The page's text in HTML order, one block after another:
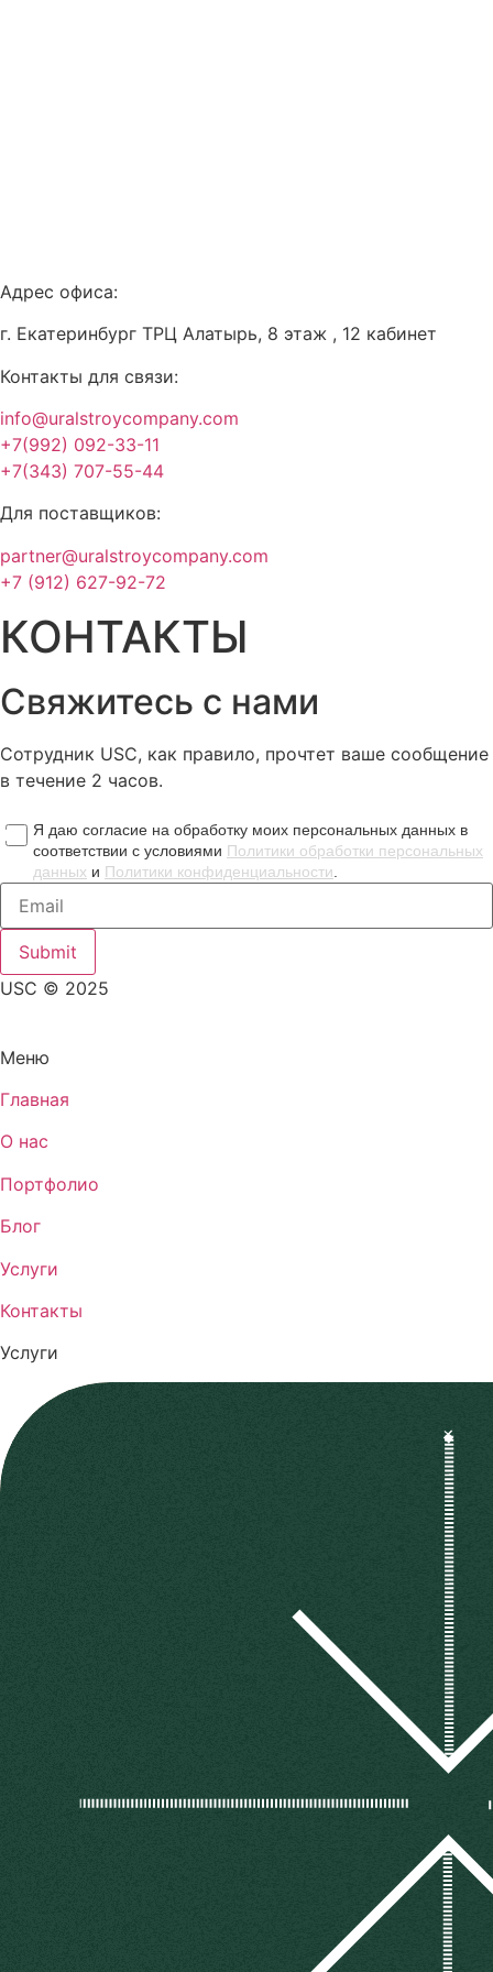
Адрес офиса:
г. Екатеринбург ТРЦ Алатырь, 8 этаж , 12 кабинет
Контакты для связи:
info@uralstroycompany.com
+7(992) 092-33-11
+7(343) 707-55-44
Для поставщиков:
partner@uralstroycompany.com
+7 (912) 627-92-72
КОНТАКТЫ
Свяжитесь с нами
Сотрудник USC, как правило, прочтет ваше сообщение
в течение 2 часов.
Я даю согласие на обработку моих персональных данных в
соответствии с условиями Политики обработки персональных
данных и Политики конфиденциальности.
Submit
USC © 2025
Меню
Главная
О нас
Портфолио
Блог
Услуги
Контакты
Услуги